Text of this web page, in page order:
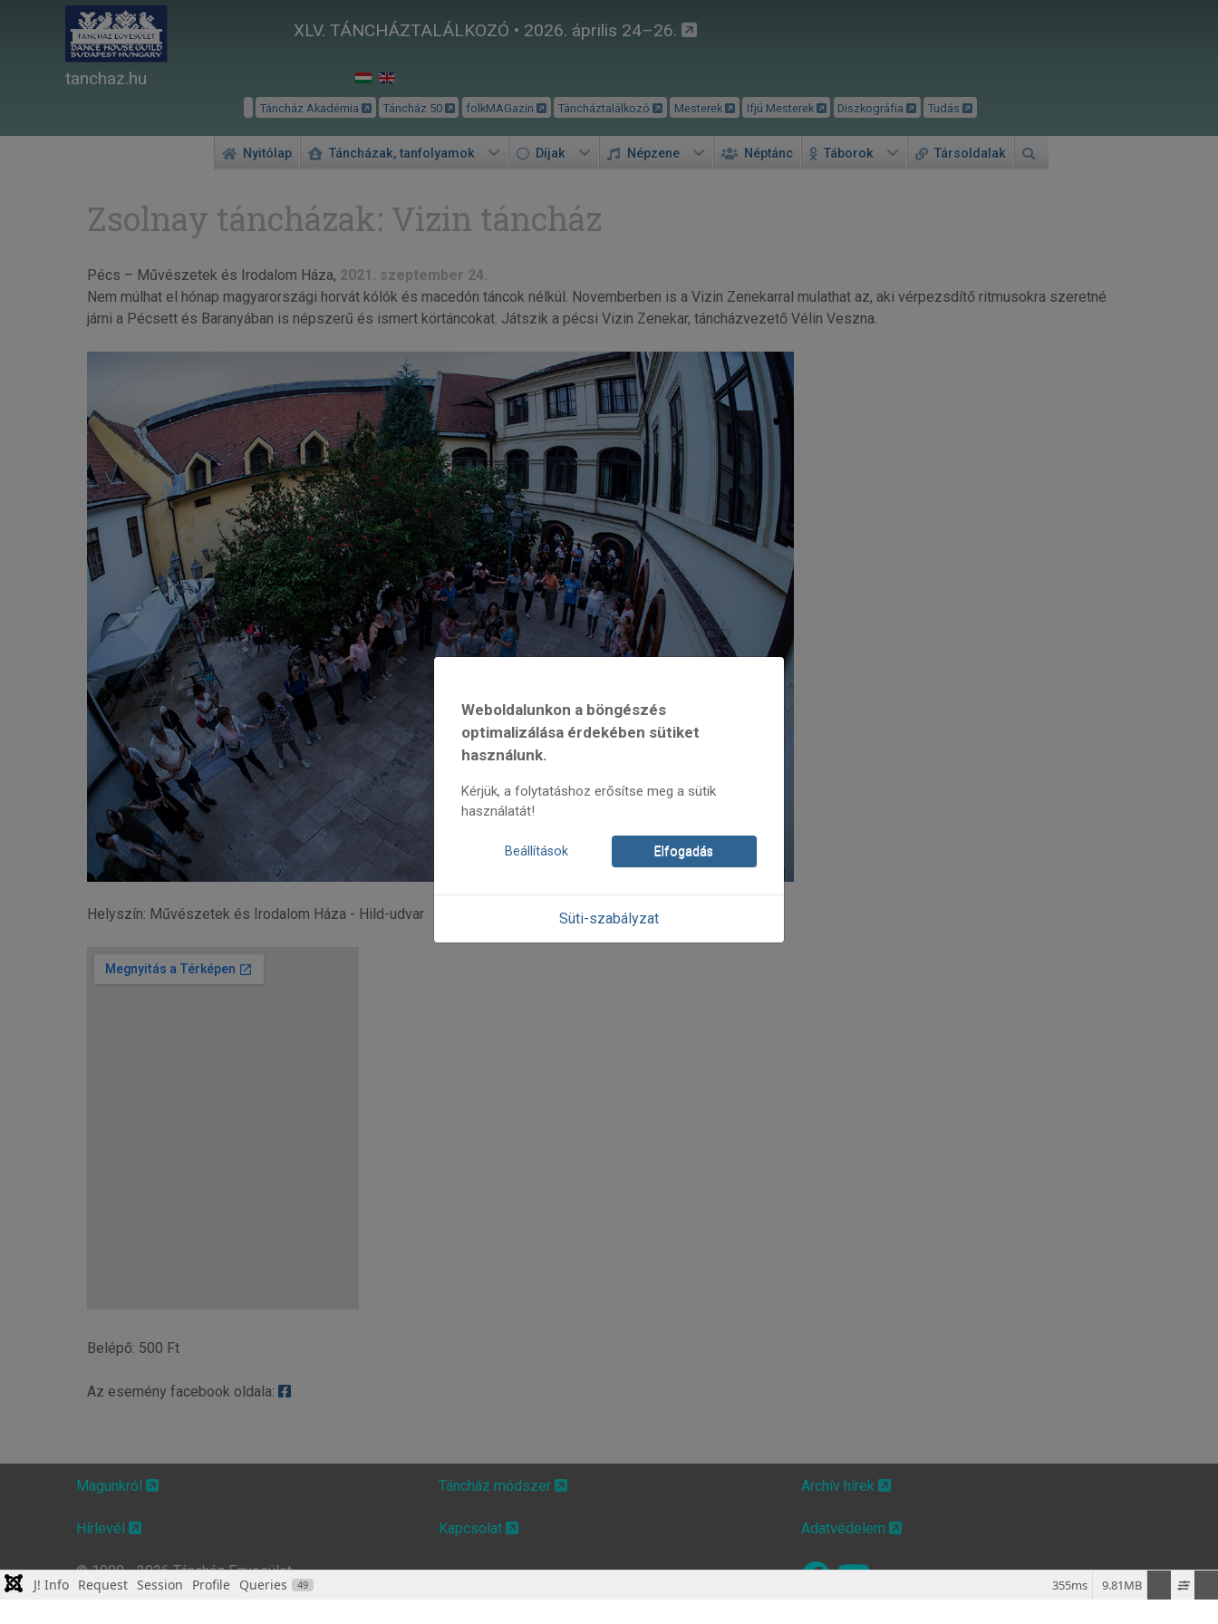
XLV. TÁNCHÁZTALÁLKOZÓ • 2026. április 24–26.
tanchaz.hu
Táncház Akadémia Táncház 50 folkMAGazin Táncháztalálkozó Mesterek Ifjú Mesterek Diszkográfia Tudás
Nyitólap Táncházak, tanfolyamok Díjak Népzene Néptánc Táborok Társoldalak
Zsolnay táncházak: Vizin táncház
Pécs – Művészetek és Irodalom Háza, 2021. szeptember 24.
Nem múlhat el hónap magyarországi horvát kólók és macedón táncok nélkül. Novemberben is a Vizin Zenekarral mulathat az, aki vérpezsdítő ritmusokra szeretné
járni a Pécsett és Baranyában is népszerű és ismert körtáncokat. Játszik a pécsi Vizin Zenekar, táncházvezető Vélin Veszna.
Helyszín: Művészetek és Irodalom Háza - Hild-udvar
Belépő: 500 Ft
Az esemény facebook oldala:
Weboldalunkon a böngészés
optimalizálása érdekében sütiket
használunk.
Kérjük, a folytatáshoz erősítse meg a sütik
használatát!
Beállítások Elfogadás
Süti-szabályzat
Magunkról Táncház módszer Archív hírek
Hírlevél Kapcsolat Adatvédelem
© 1990 - 2026 Táncház Egyesület
J! Info Request Session Profile Queries 49 9.81MB
355ms